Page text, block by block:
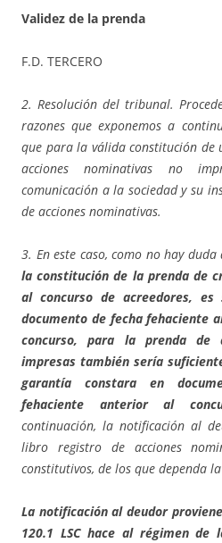
Validez de la prenda
F.D. TERCERO
2. Resolución del tribunal.
razones que exponemos a
que para la válida constitución de
acciones nominativas no
comunicación a la sociedad y su
de acciones nominativas.
3. En este caso, como no hay
la constitución de la prenda de
al concurso de acreedores,
documento de fecha fehaciente
concurso,
para la prenda de
impresas también sería
garantía constara en
fehaciente anterior al
continuación, la notificación al
libro registro de acciones
constitutivos, de los que dependa
La notificación al deudor
120.1 LSC hace al régimen